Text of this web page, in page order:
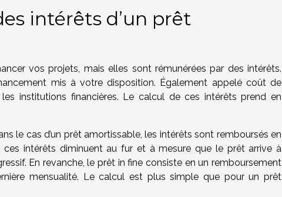
intérêts d’un prêt
vos projets, mais elles sont rémunérées par des intérêts.
mis à votre disposition. Également appelé coût de
les institutions financières. Le calcul de ces intérêts prend en
le cas d’un prêt amortissable, les intérêts sont remboursés en
intérêts diminuent au fur et à mesure que le prêt arrive à
En revanche, le prêt in fine consiste en un remboursement
mensualité. Le calcul est plus simple que pour un prêt